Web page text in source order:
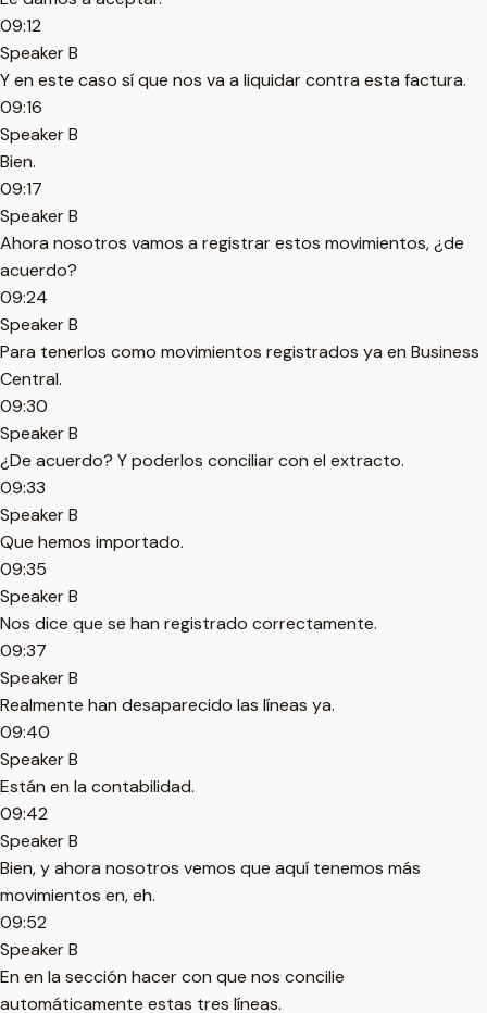
09:12
Speaker B
Y en este caso sí que nos va a liquidar contra esta factura.
09:16
Speaker B
Bien.
09:17
Speaker B
Ahora nosotros vamos a registrar estos movimientos, ¿de
acuerdo?
09:24
Speaker B
Para tenerlos como movimientos registrados ya en Business
Central.
09:30
Speaker B
¿De acuerdo? Y poderlos conciliar con el extracto.
09:33
Speaker B
Que hemos importado.
09:35
Speaker B
Nos dice que se han registrado correctamente.
09:37
Speaker B
Realmente han desaparecido las líneas ya.
09:40
Speaker B
Están en la contabilidad.
09:42
Speaker B
Bien, y ahora nosotros vemos que aquí tenemos más
movimientos en, eh.
09:52
Speaker B
En en la sección hacer con que nos concilie
automáticamente estas tres líneas.